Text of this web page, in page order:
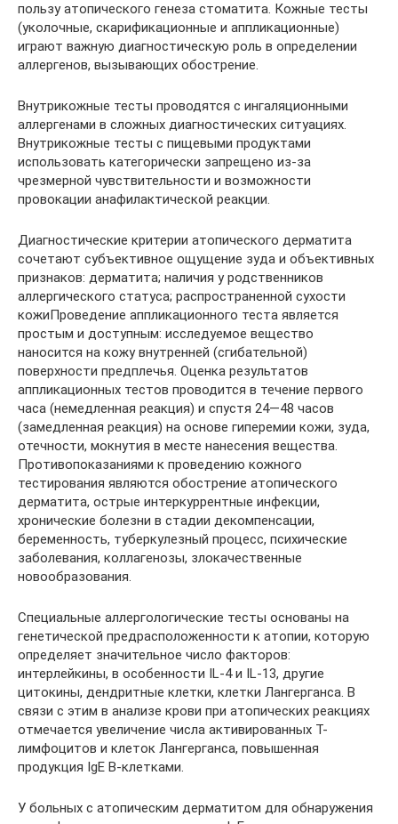
пользу атопического генеза стоматита. Кожные тесты
(уколочные, скарификационные и аппликационные)
играют важную диагностическую роль в определении
аллергенов, вызывающих обострение.
Внутрикожные тесты проводятся с ингаляционными
аллергенами в сложных диагностических ситуациях.
Внутрикожные тесты с пищевыми продуктами
использовать категорически запрещено из-за
чрезмерной чувствительности и возможности
провокации анафилактической реакции.
Диагностические критерии атопического дерматита
сочетают субъективное ощущение зуда и объективных
признаков: дерматита; наличия у родственников
аллергического статуса; распространенной сухости
кожиПроведение аппликационного теста является
простым и доступным: исследуемое вещество
наносится на кожу внутренней (сгибательной)
поверхности предплечья. Оценка результатов
аппликационных тестов проводится в течение первого
часа (немедленная реакция) и спустя 24—48 часов
(замедленная реакция) на основе гиперемии кожи, зуда,
отечности, мокнутия в месте нанесения вещества.
Противопоказаниями к проведению кожного
тестирования являются обострение атопического
дерматита, острые интеркуррентные инфекции,
хронические болезни в стадии декомпенсации,
беременность, туберкулезный процесс, психические
заболевания, коллагенозы, злокачественные
новообразования.
Специальные аллергологические тесты основаны на
генетической предрасположенности к атопии, которую
определяет значительное число факторов:
интерлейкины, в особенности IL-4 и IL-13, другие
цитокины, дендритные клетки, клетки Лангерганса. В
связи с этим в анализе крови при атопических реакциях
отмечается увеличение числа активированных Т-
лимфоцитов и клеток Лангерганса, повышенная
продукция IgE B-клетками.
У больных с атопическим дерматитом для обнаружения